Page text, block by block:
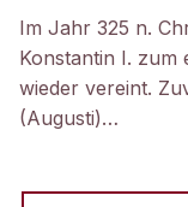
Im Jahr 325 n.
Konstantin I.
wieder vereint.
(Augusti)…